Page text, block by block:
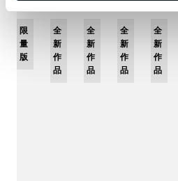
限
量
版
全
新
作
品
全
新
作
品
全
新
作
品
全
新
作
品